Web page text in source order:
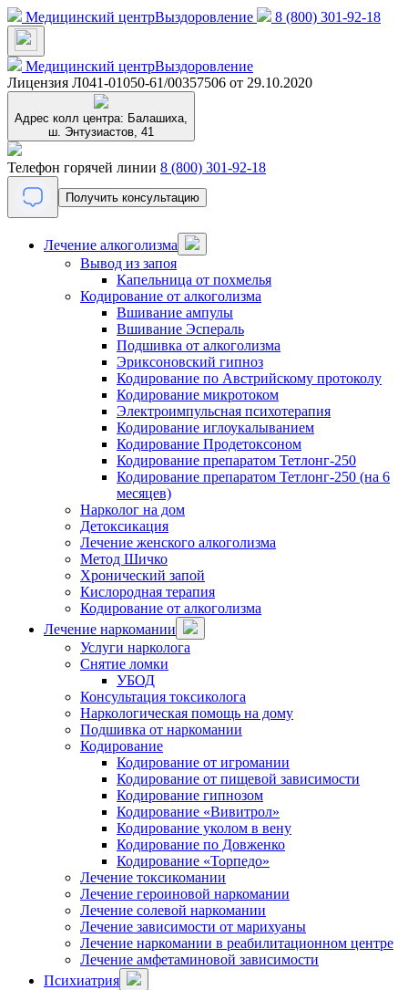
Медицинский центрВыздоровление 8 (800) 301-92-18
Медицинский центрВыздоровление
Лицензия Л041-01050-61/00357506 от 29.10.2020
Адрес колл центра: Балашиха,
ш. Энтузиастов, 41
Телефон горячей линии 8 (800) 301-92-18
Получить консультацию
Лечение алкоголизма
Вывод из запоя
Капельница от похмелья
Кодирование от алкоголизма
Вшивание ампулы
Вшивание Эспераль
Подшивка от алкоголизма
Эриксоновский гипноз
Кодирование по Австрийскому протоколу
Кодирование микротоком
Электроимпульсная психотерапия
Кодирование иглоукалыванием
Кодирование Продетоксоном
Кодирование препаратом Тетлонг-250
Кодирование препаратом Тетлонг-250 (на 6
месяцев)
Нарколог на дом
Детоксикация
Лечение женского алкоголизма
Метод Шичко
Хронический запой
Кислородная терапия
Кодирование от алкоголизма
Лечение наркомании
Услуги нарколога
Снятие ломки
УБОД
Консультация токсиколога
Наркологическая помощь на дому
Подшивка от наркомании
Кодирование
Кодирование от игромании
Кодирование от пищевой зависимости
Кодирование гипнозом
Кодирование «Вивитрол»
Кодирование уколом в вену
Кодирование по Довженко
Кодирование «Торпедо»
Лечение токсикомании
Лечение героиновой наркомании
Лечение солевой наркомании
Лечение зависимости от марихуаны
Лечение наркомании в реабилитационном центре
Лечение амфетаминовой зависимости
Психиатрия